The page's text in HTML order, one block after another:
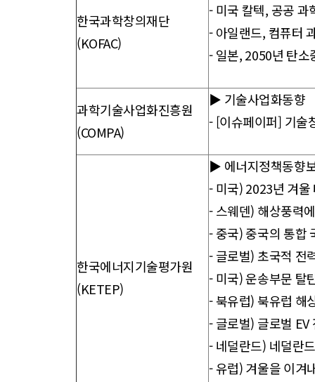
한국과학창의재단
(KOFAC)
-미국 칼텍, 공공 과
-아일랜드, 컴퓨터
-일본, 2050년 탄소
과학기술사업화진흥원
(COMPA)
▶ 기술사업화동향
-[이슈페이퍼] 기술
한국에너지기술평가원
(KETEP)
▶ 에너지정책동향
-미국) 2023년 겨
-스웨덴) 해상풍력
-중국) 중국의 통합
-글로벌) 초국적 전
-미국) 운송부문 탈
-북유럽) 북유럽 해
-글로벌) 글로벌 EV
-네덜란드) 네덜란
-유럽) 겨울을 이겨